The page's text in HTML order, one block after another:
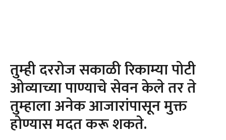
तुम्ही दररोज सकाळी रिकाम्या पोटी
ओव्याच्या पाण्याचे सेवन केले तर ते
तुम्हाला अनेक आजारांपासून मुक्त
होण्यास मदत करू शकते.